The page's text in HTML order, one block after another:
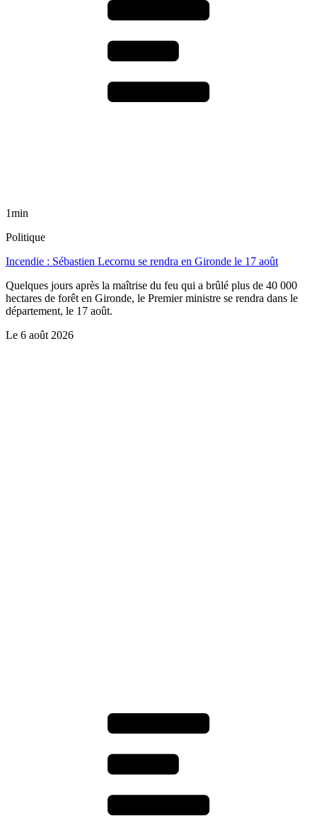
1min
Politique
Incendie : Sébastien Lecornu se rendra en Gironde le 17 août
Quelques jours après la maîtrise du feu qui a brûlé plus de 40 000
hectares de forêt en Gironde, le Premier ministre se rendra dans le
département, le 17 août.
Le 6 août 2026